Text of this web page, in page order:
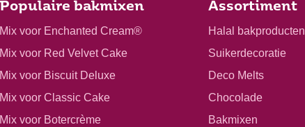
Populaire bakmixen
Mix voor Enchanted Cream®
Mix voor Red Velvet Cake
Mix voor Biscuit Deluxe
Mix voor Classic Cake
Mix voor Botercrème
Assortiment
Halal bakproducten
Suikerdecoratie
Deco Melts
Chocolade
Bakmixen